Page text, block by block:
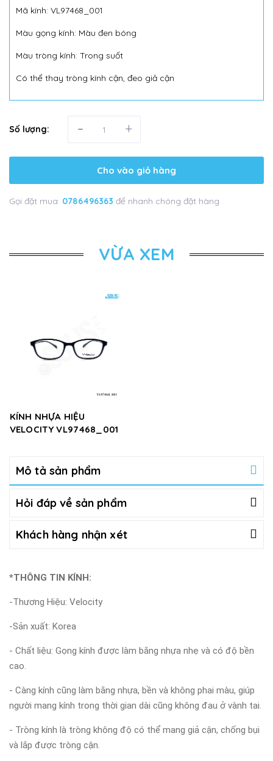
Mã kính: VL97468_001
Màu gọng kính: Màu đen bóng
Màu tròng kính: Trong suốt
Có thể thay tròng kính cận, đeo giả cận
Số lượng: - +
Cho vào giỏ hàng
Gọi đặt mua: 0786496363 để nhanh chóng đặt hàng
VỪA XEM
KÍNH NHỰA HIỆU
VELOCITY VL97468_001
Mô tả sản phẩm
Hỏi đáp về sản phẩm
Khách hàng nhận xét
*THÔNG TIN KÍNH:
-Thương Hiệu: Velocity
-Sản xuất: Korea
- Chất liệu: Gọng kính được làm bằng nhựa nhẹ và có độ bền
cao.
- Càng kính cũng làm bằng nhựa, bền và không phai màu, giúp
người mang kính trong thời gian dài cũng không đau ở vành tai.
- Tròng kính là tròng không độ có thể mang giả cận, chống bụi
và lắp được tròng cận.